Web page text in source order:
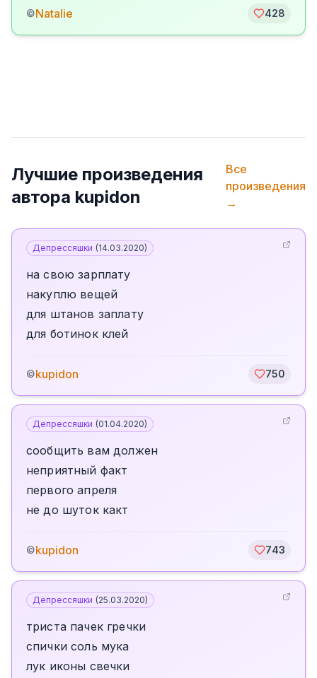
©Natalie 428
Лучшие произведения
автора kupidon
Все
произведения
→
Депрессяшки (14.03.2020)
на свою зарплату
накуплю вещей
для штанов заплату
для ботинок клей
©kupidon 750
Депрессяшки (01.04.2020)
сообщить вам должен
неприятный факт
первого апреля
не до шуток какт
©kupidon 743
Депрессяшки (25.03.2020)
триста пачек гречки
спички соль мука
лук иконы свечки